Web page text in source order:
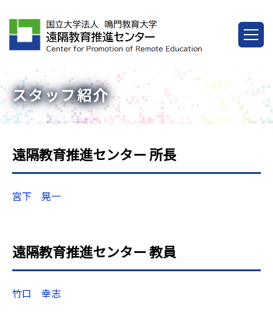
スタッフ紹介
遠隔教育推進センター 所長
宮下 晃一
遠隔教育推進センター 教員
竹口 幸志